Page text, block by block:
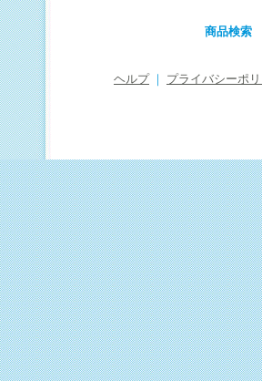
商品検索
ヘルプ プライバシーポ